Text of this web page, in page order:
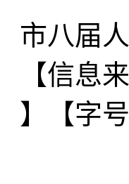
市八届
【信息
】【字号